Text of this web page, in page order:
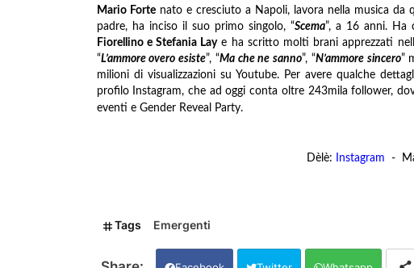
Mario Fortenato e cresciuto a Napoli, lavora nella musica da
padre, ha inciso il suo primo singolo, “Scema”, a 16 anni. Ha
Fiorellino e Stefania Laye ha scritto molti brani apprezzati
“L’ammore overo esiste”, “Ma che ne sanno”, “N’ammore sincero”
milioni di visualizzazioni su Youtube. Per avere qualche
profilo Instagram, che ad oggi conta oltre 243mila follower,
eventi e Gender Reveal Party.
Dèlè: Instagram -
Tags Emergenti